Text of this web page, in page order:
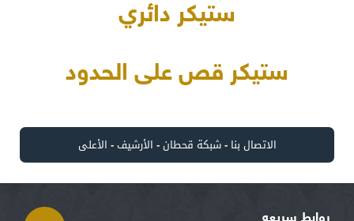
ستيكر دائري
ستيكر قص على الحدود
الاتصال بنا -شبكة قحطان- الأرشيف- الأعلى